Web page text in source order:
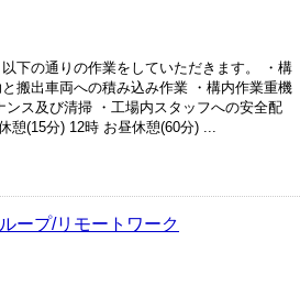
下の通りの作業をしていただきます。 ・構
搬出車両への積み込み作業 ・構内作業重機
ス及び清掃 ・工場内スタッフへの安全配
憩(15分) 12時 お昼休憩(60分) ...
ープ/リモートワーク